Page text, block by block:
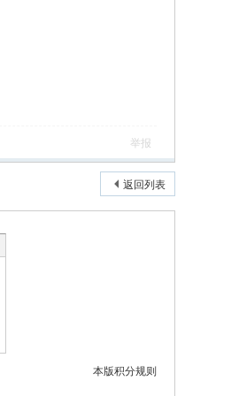
举报
返回列表
本版积分规则